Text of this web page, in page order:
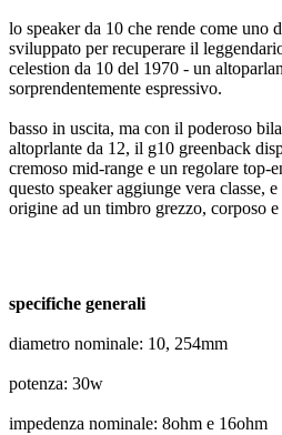
lo speaker da 10 che rende come uno
sviluppato per recuperare il
celestion da 10 del 1970 - un
sorprendentemente espressivo.
basso in uscita, ma con il poderoso
altoprlante da 12, il g10 greenback
cremoso mid-range e un regolare top-
questo speaker aggiunge vera classe,
origine ad un timbro grezzo, corposo
specifiche generali
diametro nominale: 10, 254mm
potenza: 30w
impedenza nominale: 8ohm e 16ohm